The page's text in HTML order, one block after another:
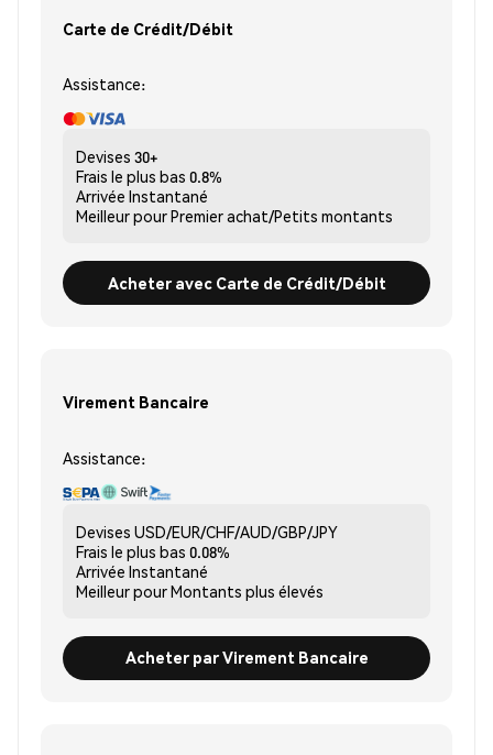
Carte de Crédit/Débit
Assistance:
Devises 30+
Frais le plus bas 0.8%
Arrivée Instantané
Meilleur pourPremier achat/Petits montants
Acheter avec Carte de Crédit/Débit
Virement Bancaire
Assistance:
Devises USD/EUR/CHF/AUD/GBP/JPY
Frais le plus bas 0.08%
Arrivée Instantané
Meilleur pourMontants plus élevés
Acheter par Virement Bancaire